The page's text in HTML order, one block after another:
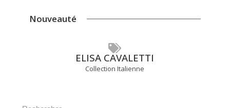
Nouveauté
ELISA CAVALETTI
Collection Italienne